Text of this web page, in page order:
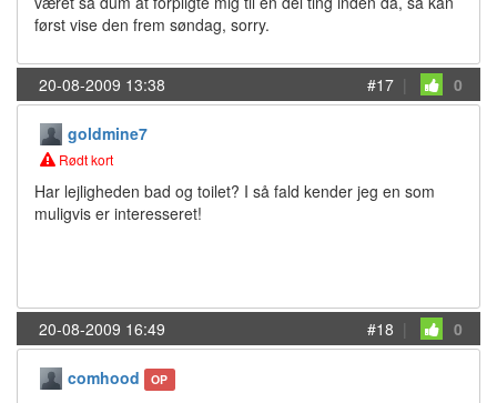
først vise den frem søndag, sorry.
20-08-2009 13:38 #17 | 0
goldmine7
Rødt kort
Har lejligheden bad og toilet? I så fald kender jeg en som
muligvis er interesseret!
20-08-2009 16:49 #18 | 0
comhood OP